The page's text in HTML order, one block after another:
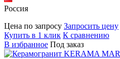
Россия
Цена по запросу Запросить цену
Купить в 1 клик К сравнению
В избранное Под заказ